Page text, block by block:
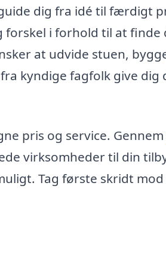
dig fra idé til færdigt
i forhold til at finde
at udvide stuen,
kyndige fagfolk give dig
pris og service. Gennem
virksomheder til din
Tag første skridt